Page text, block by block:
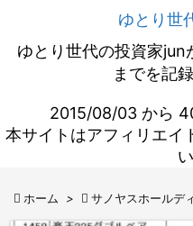
ゆとり世
ゆとり世代の投資家jun
までを記
2015/08/03 から
本サイトはアフィリエイ
 ホーム >  サノヤスホールデ